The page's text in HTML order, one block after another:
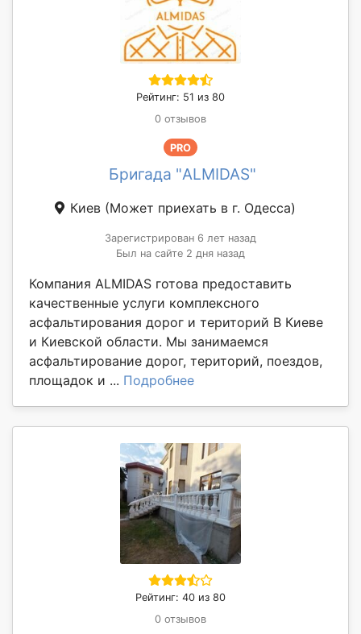
Рейтинг: 51 из 80
0 отзывов
PRO
Бригада "ALMIDAS"
Киев (Может приехать в г. Одесса)
Зарегистрирован 6 лет назад
Был на сайте 2 дня назад
Компания ALMIDAS готова предоставить
качественные услуги комплексного
асфальтирования дорог и територий В Киеве
и Киевской области. Мы занимаемся
асфальтирование дорог, територий, поездов,
площадок и ... Подробнее
Рейтинг: 40 из 80
0 отзывов